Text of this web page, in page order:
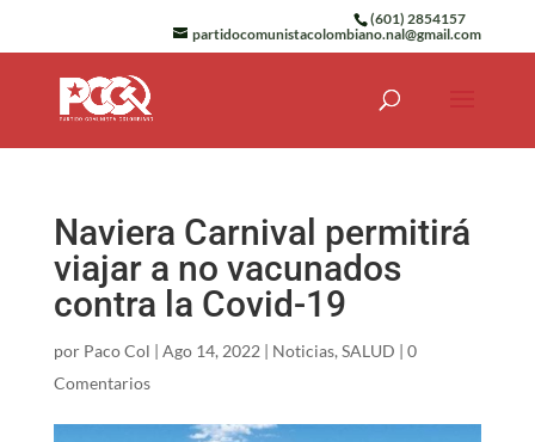
(601) 2854157
partidocomunistacolombiano.nal@gmail.com
Naviera Carnival permitirá
viajar a no vacunados
contra la Covid-19
por Paco Col | Ago 14, 2022 | Noticias, SALUD | 0
Comentarios